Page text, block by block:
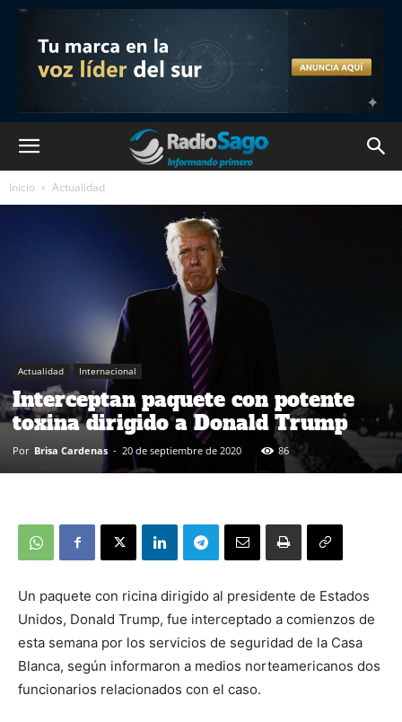
Inicio Actualidad
Actualidad Internacional
Interceptan paquete con potente
toxina dirigido a Donald Trump
Por Brisa Cardenas - 20 de septiembre de 2020 86
Un paquete con ricina dirigido al presidente de Estados
Unidos, Donald Trump, fue interceptado a comienzos de
esta semana por los servicios de seguridad de la Casa
Blanca, según informaron a medios norteamericanos dos
funcionarios relacionados con el caso.